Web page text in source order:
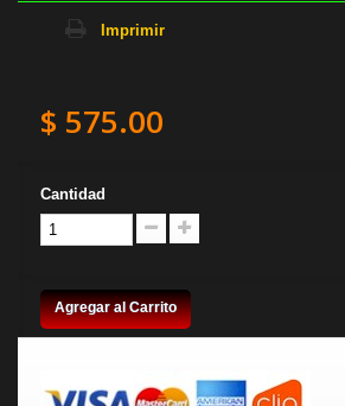
Imprimir
$ 575.00
Cantidad
Agregar al Carrito